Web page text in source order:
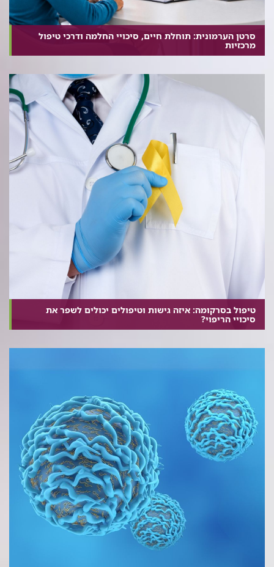
סרטן הערמונית: תוחלת חיים, סיכויי החלמה ודרכי טיפול
מרכזיות
טיפול בסרקומה: איזה גישות וטיפולים יכולים לשפר את
סיכויי הריפוי?